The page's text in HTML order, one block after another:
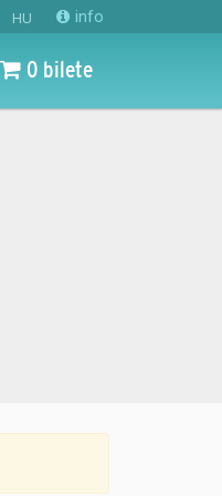
HU info
0 bilete